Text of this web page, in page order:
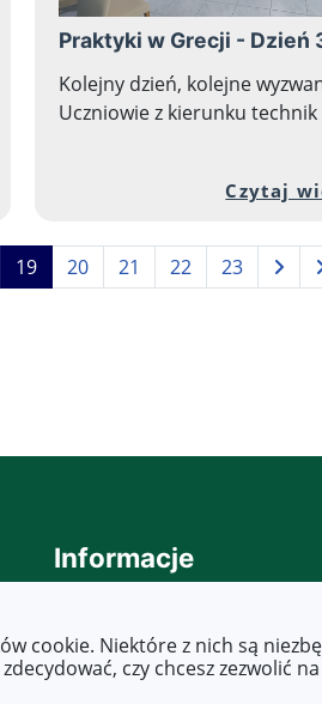
do pełnej zawartości
Praktyki w Grecji - Dzień
Kolejny dzień, kolejne
Uczniowie z kierunku technik
Czytaj
19 20 21 22 23
Informacje
(ETR - Easy to read, Tekst
odczytywany maszynowo,
cookie. Niektóre z nich są
czy chcesz